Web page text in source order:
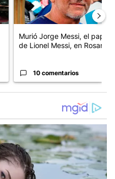
Murió Jorge Messi, el papá
de Lionel Messi, en Rosario
10 comentarios